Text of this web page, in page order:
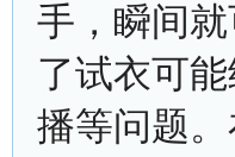
手，瞬间
了试衣可
播等问题